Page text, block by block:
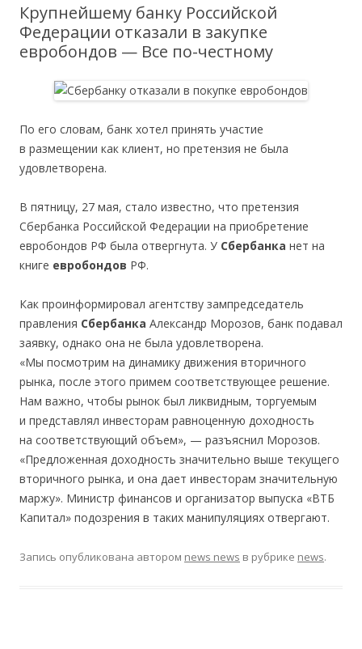
Крупнейшему банку Российской
Федерации отказали в закупке
евробондов — Все по-честному
По его словам, банк хотел принять участие
в размещении как клиент, но претензия не была
удовлетворена.
В пятницу, 27 мая, стало известно, что претензия
Сбербанка Российской Федерации на приобретение
евробондов РФ была отвергнута. У Сбербанка нет на
книге евробондов РФ.
Как проинформировал агентству зампредседатель
правления Сбербанка Александр Морозов, банк подавал
заявку, однако она не была удовлетворена.
«Мы посмотрим на динамику движения вторичного
рынка, после этого примем соответствующее решение.
Нам важно, чтобы рынок был ликвидным, торгуемым
и представлял инвесторам равноценную доходность
на соответствующий объем», — разъяснил Морозов.
«Предложенная доходность значительно выше текущего
вторичного рынка, и она дает инвесторам значительную
маржу». Министр финансов и организатор выпуска «ВТБ
Капитал» подозрения в таких манипуляциях отвергают.
Запись опубликована автором news news в рубрике news.